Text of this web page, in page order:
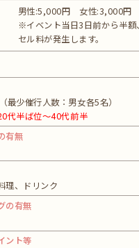
男性:5,000円 女性:3,000円
※イベント当日3日前から半額
セル料が発生します。
最少催行人数：男女各5名）
代半ば位～40代前半
有無
理、ドリンク
の有無
ント等